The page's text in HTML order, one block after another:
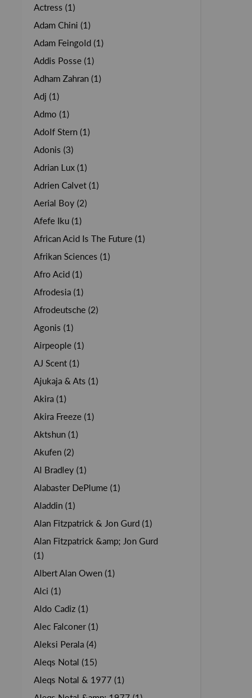
Actress (1)
Adam Chini (1)
Adam Feingold (1)
Addis Posse (1)
Adham Zahran (1)
Adj (1)
Admo (1)
Adolf Stern (1)
Adonis (3)
Adrian Lux (1)
Adrien Calvet (1)
Aerial Boy (2)
Afefe Iku (1)
African Acid Is The Future (1)
Afrikan Sciences (1)
Afro Acid (1)
Afrodesia (1)
Afrodeutsche (2)
Agonis (1)
Airpeople (1)
AJ Scent (1)
Ajukaja & Ats (1)
Akira (1)
Akira Freeze (1)
Aktshun (1)
Akufen (2)
Al Bradley (1)
Alabaster DePlume (1)
Aladdin (1)
Alan Fitzpatrick & Jon Gurd (1)
Alan Fitzpatrick &amp; Jon Gurd
(1)
Albert Alan Owen (1)
Alci (1)
Aldo Cadiz (1)
Alec Falconer (1)
Aleksi Perala (4)
Aleqs Notal (15)
Aleqs Notal & 1977 (1)